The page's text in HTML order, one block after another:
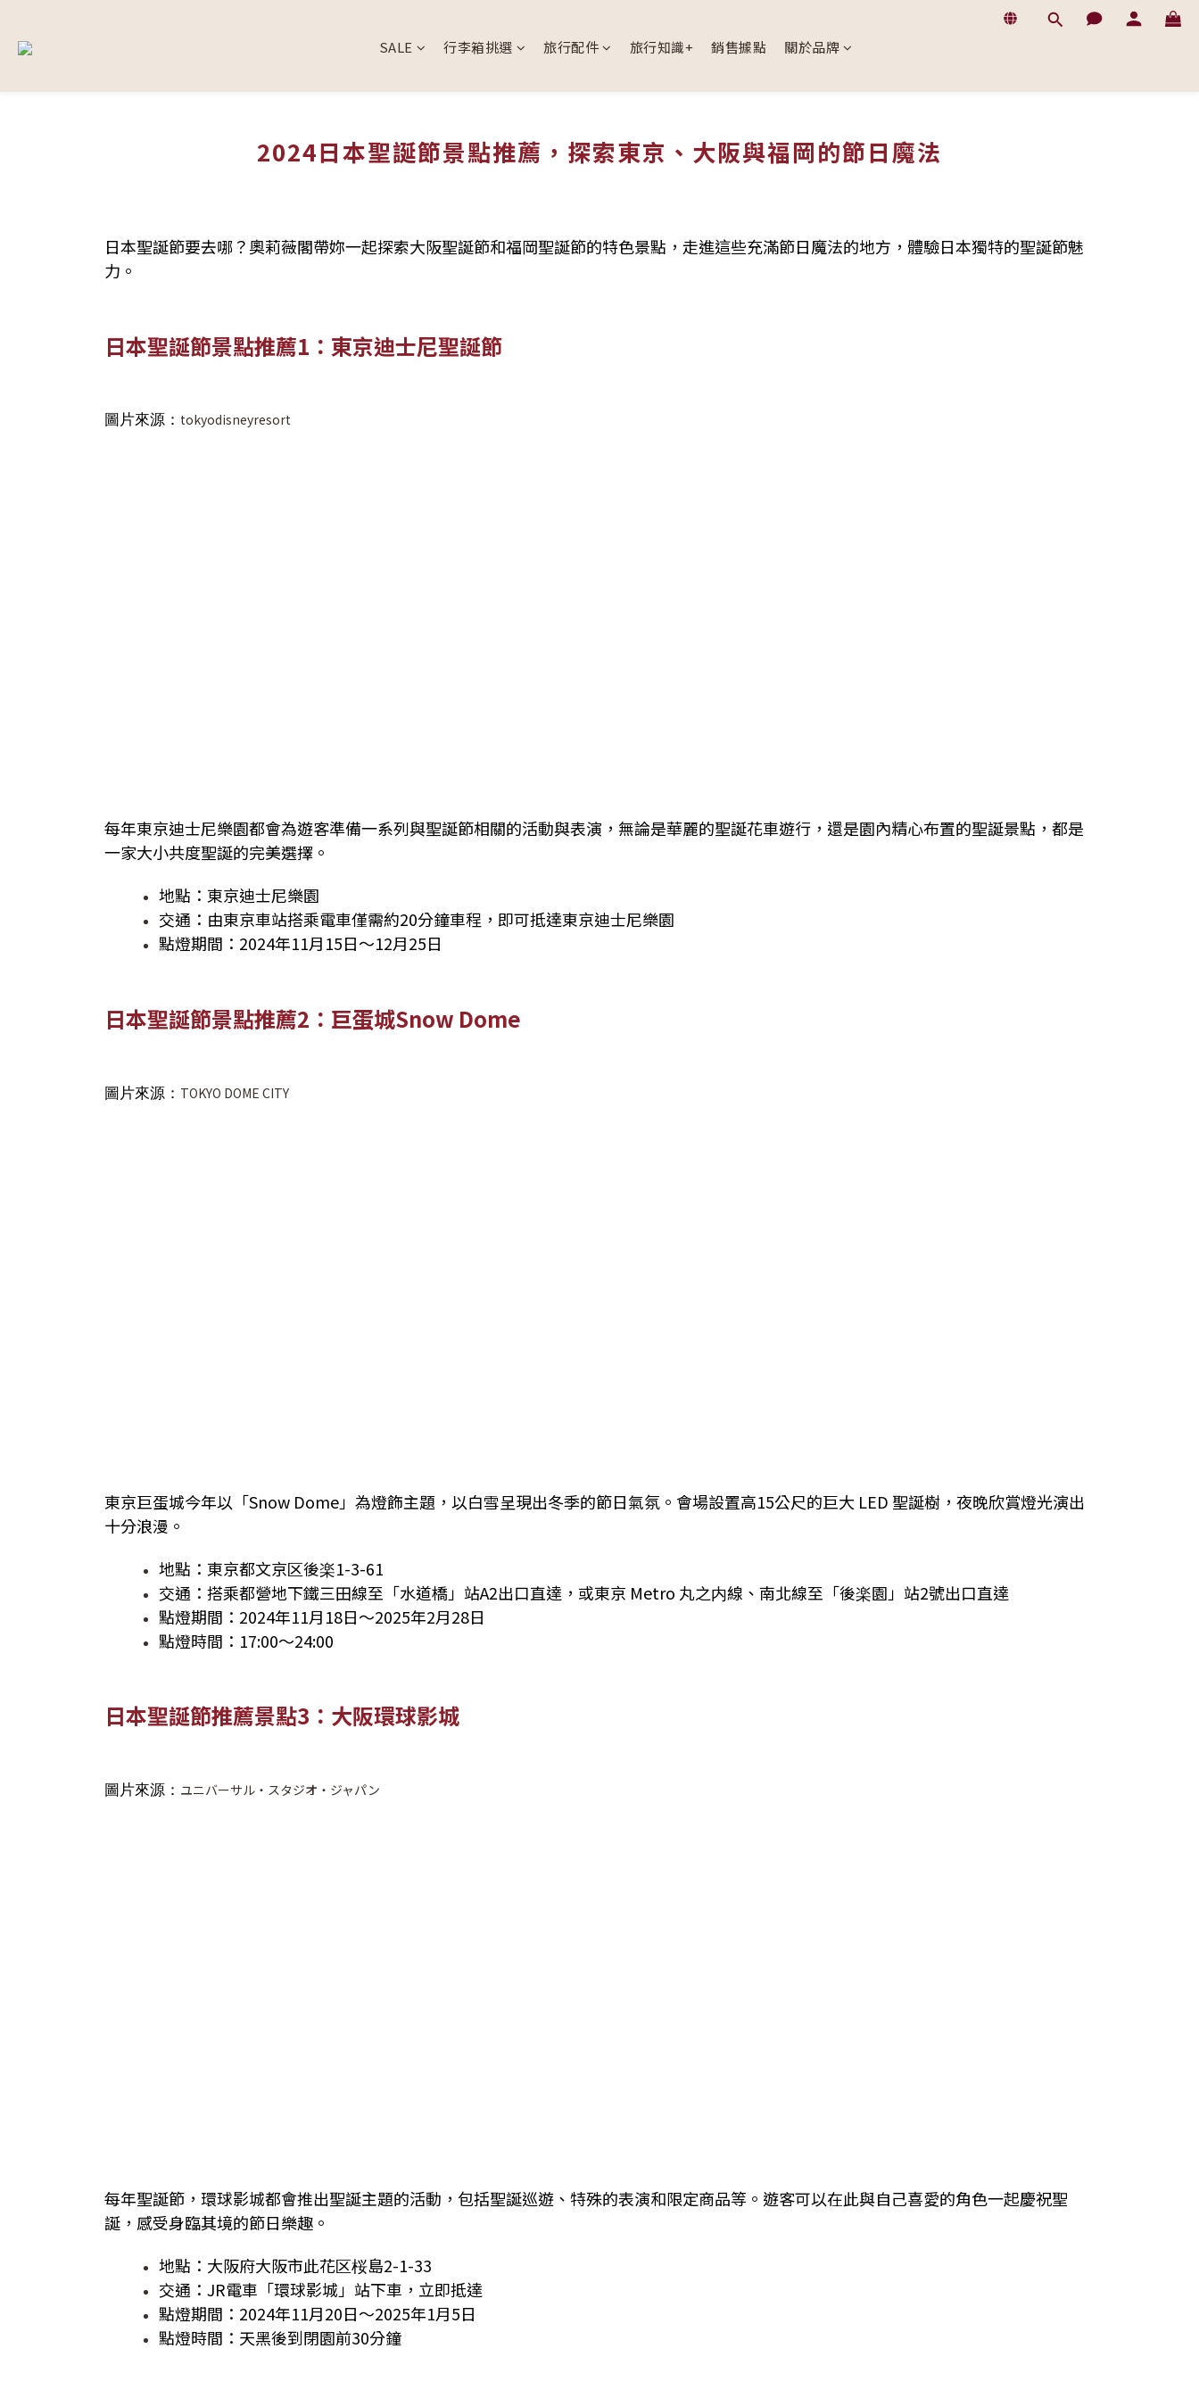
SALE 行李箱挑選 旅行配件 旅行知識+ 銷售據點 關於品牌
2024日本聖誕節景點推薦，探索東京、大阪與福岡的節日魔法
日本聖誕節要去哪？奧莉薇閣帶妳一起探索大阪聖誕節和福岡聖誕節的特色景點，走進這些充滿節日魔法的地方，體驗日本獨特的聖誕節魅
力。
日本聖誕節景點推薦1：東京迪士尼聖誕節
圖片來源： tokyodisneyresort
每年東京迪士尼樂園都會為遊客準備一系列與聖誕節相關的活動與表演，無論是華麗的聖誕花車遊行，還是園內精心布置的聖誕景點，都是
一家大小共度聖誕的完美選擇。
地點：東京迪士尼樂園
交通：由東京車站搭乘電車僅需約20分鐘車程，即可抵達東京迪士尼樂園
點燈期間：2024年11月15日～12月25日
日本聖誕節景點推薦2：巨蛋城Snow Dome
圖片來源： TOKYO DOME CITY
東京巨蛋城今年以「Snow Dome」為燈飾主題，以白雪呈現出冬季的節日氣氛。會場設置高15公尺的巨大 LED 聖誕樹，夜晚欣賞燈光演出
十分浪漫。
地點：東京都文京区後楽1-3-61
交通：搭乘都營地下鐵三田線至「水道橋」站A2出口直達，或東京 Metro 丸之内線、南北線至「後楽園」站2號出口直達
點燈期間：2024年11月18日～2025年2月28日
點燈時間：17:00～24:00
日本聖誕節推薦景點3：大阪環球影城
圖片來源： ユニバーサル・スタジオ・ジャパン
每年聖誕節，環球影城都會推出聖誕主題的活動，包括聖誕巡遊、特殊的表演和限定商品等。遊客可以在此與自己喜愛的角色一起慶祝聖
誕，感受身臨其境的節日樂趣。
地點：大阪府大阪市此花区桜島2-1-33
交通：JR電車「環球影城」站下車，立即抵達
點燈期間：2024年11月20日～2025年1月5日
點燈時間：天黑後到閉園前30分鐘